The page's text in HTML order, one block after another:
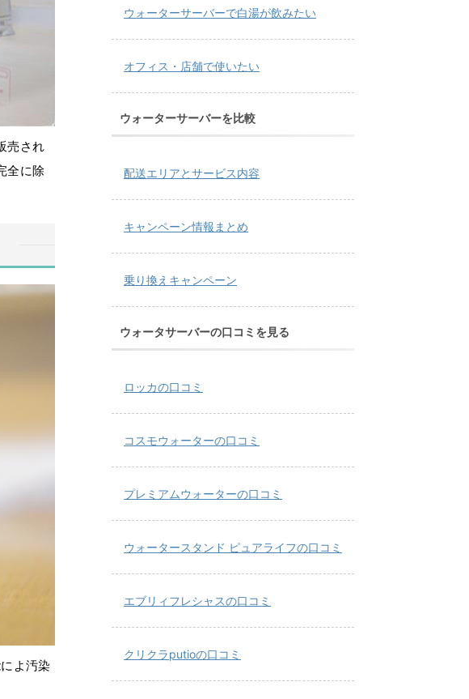
売され
全に除
よ汚染
ウォーターサーバーで白湯が飲みたい
オフィス・店舗で使いたい
ウォーターサーバーを比較
配送エリアとサービス内容
キャンペーン情報まとめ
乗り換えキャンペーン
ウォータサーバーの口コミを見る
ロッカの口コミ
コスモウォーターの口コミ
プレミアムウォーターの口コミ
ウォータースタンド ピュアライフの口コミ
エブリィフレシャスの口コミ
クリクラputioの口コミ